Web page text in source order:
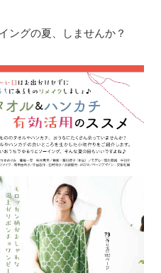
ングの夏、しませんか？